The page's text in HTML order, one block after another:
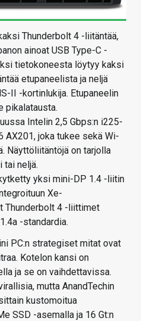
Thunderbolt 4 -liitäntää,
ainoat USB Type-C -
tietokoneesta löytyy kaksi
etupaneelista ja neljä
II -kortinlukija. Etupaneelin
pikalatausta.
Intelin 2,5 Gbps:n i225-
AX201, joka tukee sekä Wi-
Näyttöliitäntöjä on tarjolla
tai neljä.
yksi mini-DP 1.4 -liitin
Xe-
Thunderbolt 4 -liittimet
-standardia.
PC:n strategiset mitat ovat
Kotelon kansi on
ja se on vaihdettavissa.
mutta AnandTechin
kustomoitua
SSD -asemalla ja 16 Gt:n